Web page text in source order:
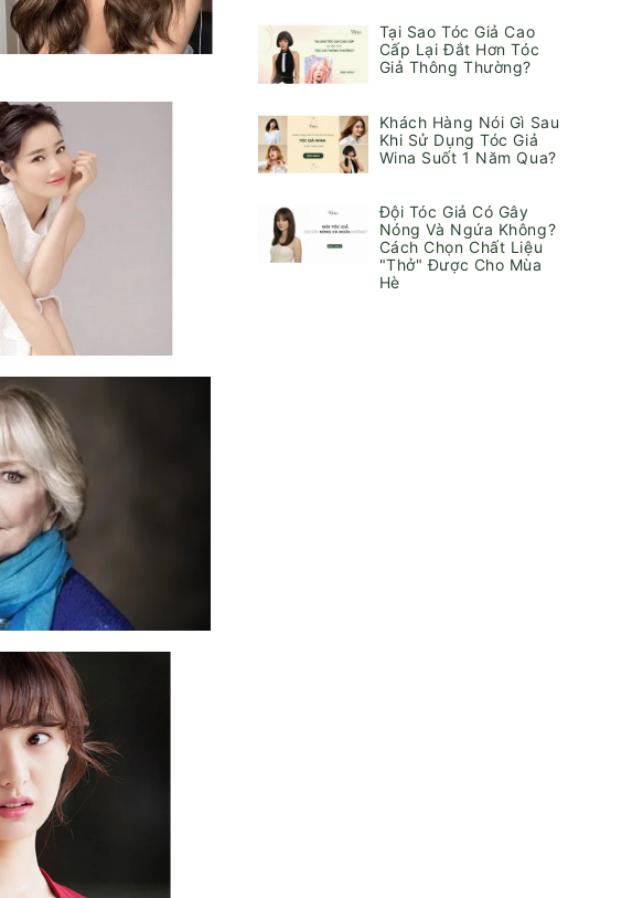
Tại Sao Tóc Giả Cao
Cấp Lại Đắt Hơn Tóc
Giả Thông Thường?
Khách Hàng Nói Gì Sau
Khi Sử Dụng Tóc Giả
Wina Suốt 1 Năm Qua?
Đội Tóc Giả Có Gây
Nóng Và Ngứa Không?
Cách Chọn Chất Liệu
"Thở" Được Cho Mùa
Hè